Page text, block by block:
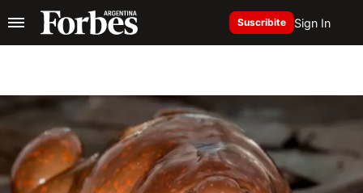
Suscribite Sign In